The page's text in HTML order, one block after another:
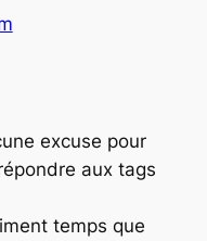
excuse pour
aux tags
temps que